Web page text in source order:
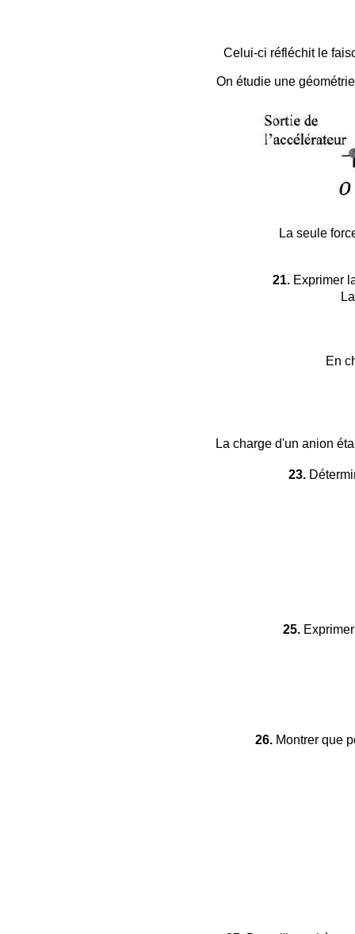
Celui-ci réfléchit le
On étudie une
La seule
21. Exprimer
En
La charge d'un anion
23.
25.
26. Montrer que